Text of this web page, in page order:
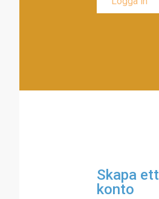
Skapa ett
konto